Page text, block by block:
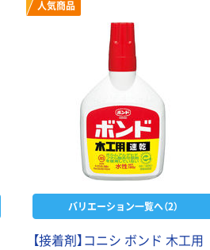
人気商品
バリエーション一覧へ（2）
【接着剤】コニシ ボンド 木工用